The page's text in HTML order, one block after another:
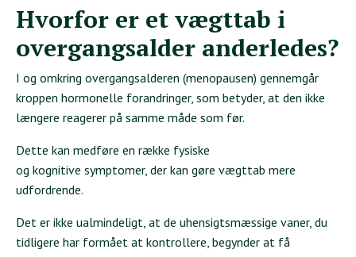
Hvorfor er et vægttab i
overgangsalder anderledes?
I og omkring overgangsalderen (menopausen) gennemgår
kroppen hormonelle forandringer, som betyder, at den ikke
længere reagerer på samme måde som før.
Dette kan medføre en række fysiske
og kognitive symptomer, der kan gøre vægttab mere
udfordrende.
Det er ikke ualmindeligt, at de uhensigtsmæssige vaner, du
tidligere har formået at kontrollere, begynder at få